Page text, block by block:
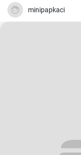
minipapkaci